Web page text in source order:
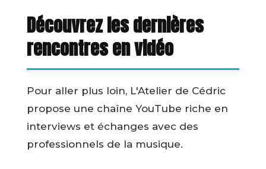
Découvrez les dernières
rencontres en vidéo
Pour aller plus loin, L'Atelier de Cédric
propose une chaîne YouTube riche en
interviews et échanges avec des
professionnels de la musique.